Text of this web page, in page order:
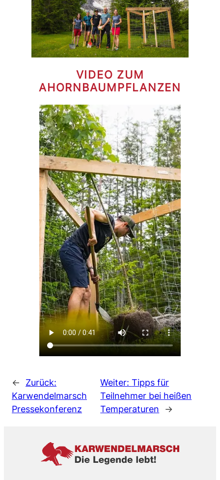
VIDEO ZUM
AHORNBAUMPFLANZEN
←
Zurück:
Karwendelmarsch
Pressekonferenz
Weiter:Tipps für
Teilnehmer bei heißen
Temperaturen
→